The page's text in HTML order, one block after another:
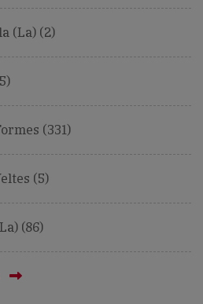
(La) (2)
(331)
(5)
(86)